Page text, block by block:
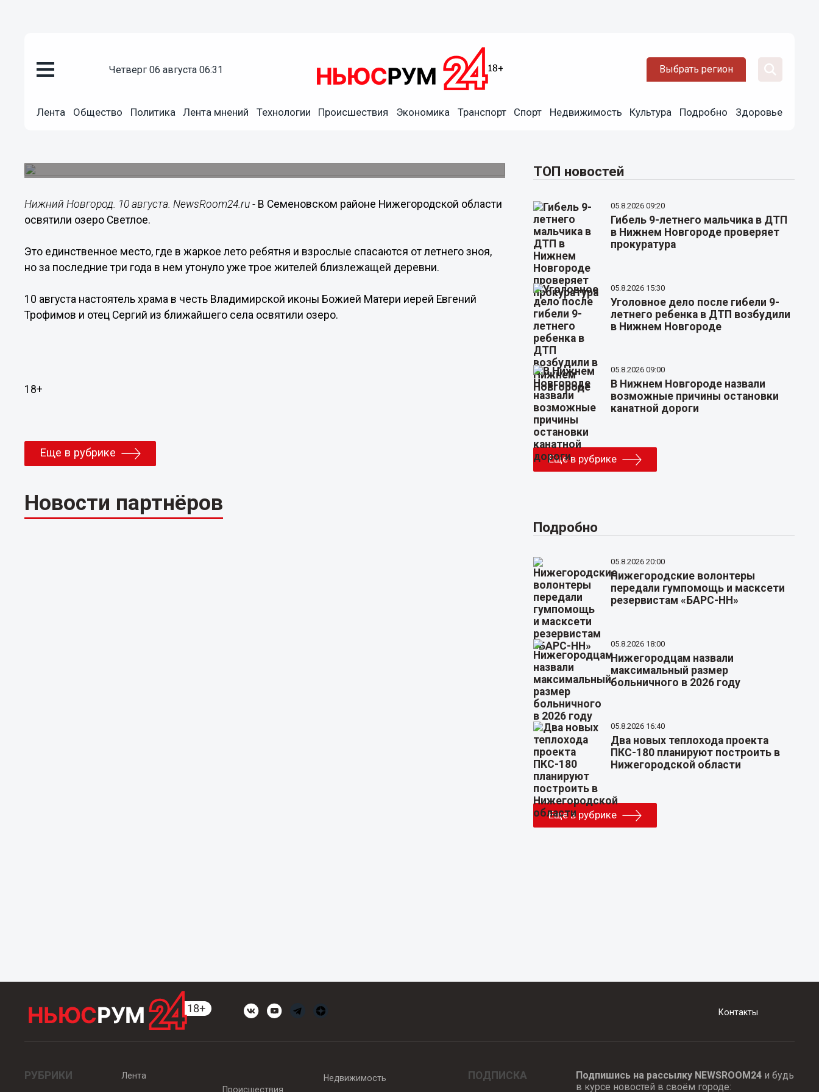
четверг 06 августа 06:31 Выбрать регион
Лента Общество Политика Лента мнений Технологии Происшествия Экономика Транспорт Спорт Недвижимость Культура Подробно Здоровье
10.08.201819:49
Нижний Новгород. 10 августа. NewsRoom24.ru - В Семеновском районе Нижегородской области
освятили озеро Светлое.
Это единственное место, где в жаркое лето ребятня и взрослые спасаются от летнего зноя,
но за последние три года в нем утонуло уже трое жителей близлежащей деревни.
10 августа настоятель храма в честь Владимирской иконы Божией Матери иерей Евгений
Трофимов и отец Сергий из ближайшего села освятили озеро.
18+
Еще в рубрике
Новости партнёров
ТОП новостей
05.8.2026 09:20
Гибель 9-летнего мальчика в ДТП
в Нижнем Новгороде проверяет
прокуратура
05.8.2026 15:30
Уголовное дело после гибели 9-
летнего ребенка в ДТП возбудили
в Нижнем Новгороде
05.8.2026 09:00
В Нижнем Новгороде назвали
возможные причины остановки
канатной дороги
Еще в рубрике
Подробно
05.8.2026 20:00
Нижегородские волонтеры
передали гумпомощь и масксети
резервистам «БАРС-НН»
05.8.2026 18:00
Нижегородцам назвали
максимальный размер
больничного в 2026 году
05.8.2026 16:40
Два новых теплохода проекта
ПКС-180 планируют построить в
Нижегородской области
Еще в рубрике
Контакты
РУБРИКИ
Лента
Происшествия
Недвижимость ПОДПИСКА Подпишись на рассылку NEWSROOM24и будь
в курсе новостей в своём городе: